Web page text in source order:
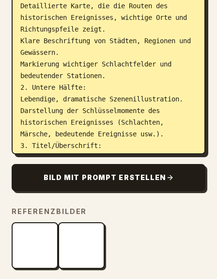
Detaillierte Karte, die die Routen des
historischen Ereignisses, wichtige Orte und
Richtungspfeile zeigt.
Klare Beschriftung von Städten, Regionen und
Gewässern.
Markierung wichtiger Schlachtfelder und
bedeutender Stationen.
2. Untere Hälfte:
Lebendige, dramatische Szenenillustration.
Darstellung der Schlüsselmomente des
historischen Ereignisses (Schlachten,
Märsche, bedeutende Ereignisse usw.).
3. Titel/Überschrift:
Fetter Titel mit der Anzeige „
Beinhaltet Untertitel und Daten.
Anforderungen an den visuellen Stil:
Präzise historische Details.
Klares typografisches Design.
BILD MIT PROMPT ERSTELLEN
REFERENZBILDER